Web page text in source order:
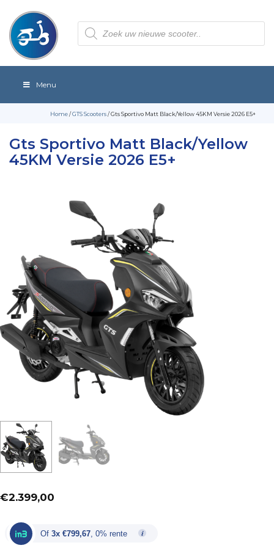
Producten
zoeken
Menu
Home/GTS Scooters/ Gts Sportivo Matt Black/Yellow 45KM Versie 2026 E5+
Gts Sportivo Matt Black/Yellow
45KM Versie 2026 E5+
€2.399,00
Of 3x €799,67, 0% rente